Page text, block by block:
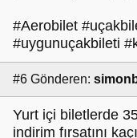
#Aerobilet
#uygunuçakbileti
#6 Gönderen:
Yurt içi biletlerde
indirim fırsatını